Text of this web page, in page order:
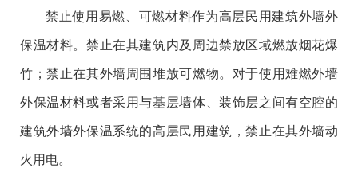
禁止使用易燃、可燃材料作为高层民用建筑外墙外
保温材料。禁止在其建筑内及周边禁放区域燃放烟花爆
竹；禁止在其外墙周围堆放可燃物。对于使用难燃外墙
外保温材料或者采用与基层墙体、装饰层之间有空腔的
建筑外墙外保温系统的高层民用建筑，禁止在其外墙动
火用电。